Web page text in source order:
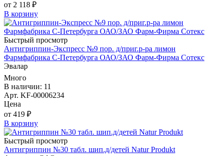
от 2 118 ₽
В корзину
Быстрый просмотр
Антигриппин-Экспресс №9 пор. д/приг.р-ра лимон
Фармфабрика С-Петербурга ОАО/ЗАО Фарм-Фирма Сотекс
Эвалар
Много
В наличии: 11
Арт. KF-00006234
Цена
от 419 ₽
В корзину
Быстрый просмотр
Антигриппин №30 табл. шип.д/детей Natur Produkt